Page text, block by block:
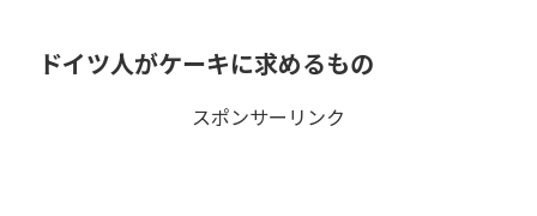
ドイツ人がケーキに求めるもの
スポンサーリンク